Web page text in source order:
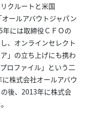
クルートと米国
ールアバウトジャパン
には取締役ＣＦＯの
、オンラインセレクト
」の立ち上げにも携わ
ロファイル」という二
株式会社オールアバウ
後、2013年に株式会